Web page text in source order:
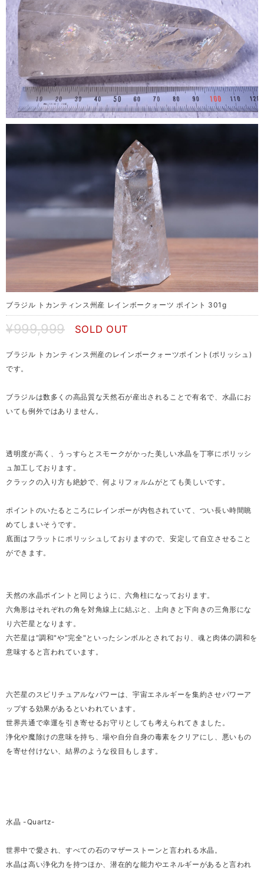
ブラジル トカンティンス州産 レインボークォーツ ポイント 301g
¥999,999 SOLD OUT
ブラジル トカンティンス州産のレインボークォーツポイント(ポリッシュ)
です。
ブラジルは数多くの高品質な天然石が産出されることで有名で、水晶にお
いても例外ではありません。
透明度が高く、うっすらとスモークがかった美しい水晶を丁寧にポリッシ
ュ加工しております。
クラックの入り方も絶妙で、何よりフォルムがとても美しいです。
ポイントのいたるところにレインボーが内包されていて、つい長い時間眺
めてしまいそうです。
底面はフラットにポリッシュしておりますので、安定して自立させること
ができます。
天然の水晶ポイントと同じように、六角柱になっております。
六角形はそれぞれの角を対角線上に結ぶと、上向きと下向きの三角形にな
り六芒星となります。
六芒星は"調和"や"完全"といったシンボルとされており、魂と肉体の調和を
意味すると言われています。
六芒星のスピリチュアルなパワーは、宇宙エネルギーを集約させパワーア
ップする効果があるといわれています。
世界共通で幸運を引き寄せるお守りとしても考えられてきました。
浄化や魔除けの意味を持ち、場や自分自身の毒素をクリアにし、悪いもの
を寄せ付けない、結界のような役目もします。
水晶 -Quartz-
世界中で愛され、すべての石のマザーストーンと言われる水晶。
水晶は高い浄化力を持つほか、潜在的な能力やエネルギーがあると言われ